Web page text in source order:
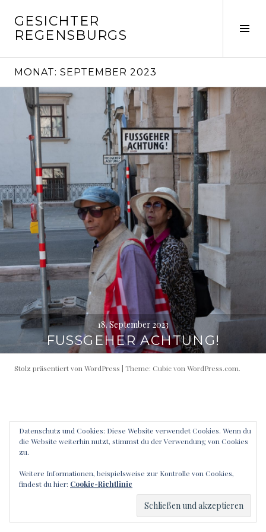
zum
Inhalt
GESICHTER
REGENSBURGS
MONAT: SEPTEMBER 2023
18. September 2023
FUSSGEHER ACHTUNG!
Stolz präsentiert von WordPress | Theme: Cubic von WordPress.com.
Datenschutz und Cookies: Diese Website verwendet Cookies. Wenn du
die Website weiterhin nutzt, stimmst du der Verwendung von Cookies
zu.
Weitere Informationen, beispielsweise zur Kontrolle von Cookies,
findest du hier: Cookie-Richtlinie